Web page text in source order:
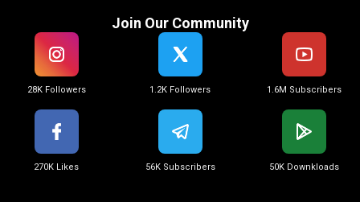
Join Our Community
28K Followers 1.2K Followers 1.6M Subscribers
270K Likes 56K Subscribers 50K Downkloads